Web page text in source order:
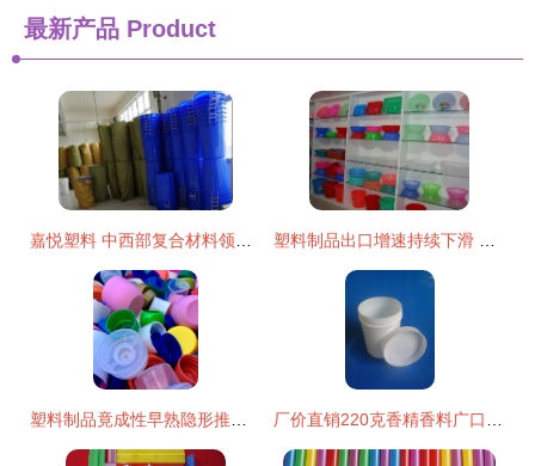
最新产品 Product
嘉悦塑料 中西部复合材料领域的实力标杆，技术研发与生产并进 塑料制品出口增速持续下滑 原因、影响与对策
塑料制品竟成性早熟隐形推手？解读潜在健康风险 厂价直销220克香精香料广口塑料瓶 品质与性价比的完美结合